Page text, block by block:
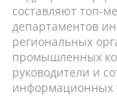
составляют топ-
департаментов
региональных
промышленных
руководители и
информационных